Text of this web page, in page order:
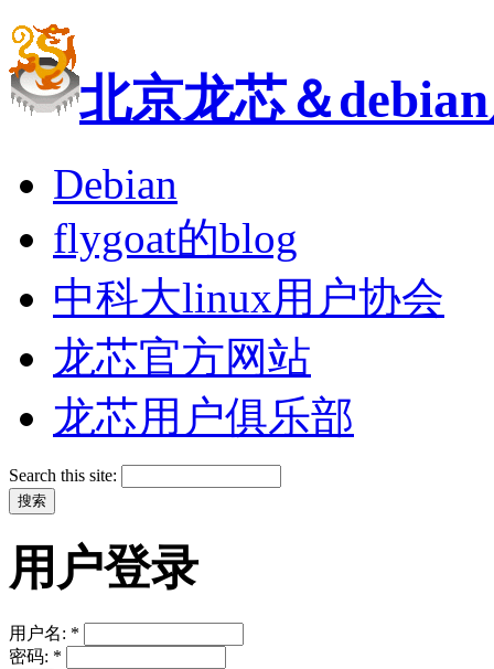
北京龙芯＆
Debian
flygoat的blog
中科大linux用户协会
龙芯官方网站
龙芯用户俱乐部
Search this site:
用户登录
用户名: *
密码: *